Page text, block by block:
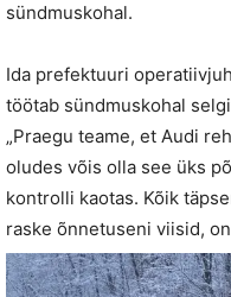
sündmuskohal.
Ida prefektuuri
töötab sündmuskohal
„Praegu teame, et Audi
oludes võis olla see üks
kontrolli kaotas. Kõik
raske õnnetuseni viisid,